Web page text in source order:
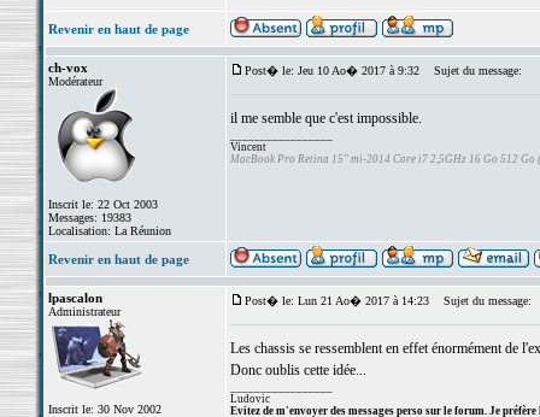
Revenir en haut de page
ch-vox
Modérateur
Inscrit le: 22 Oct 2003
Messages: 19383
Localisation: La Réunion
Post� le: Jeu 10 Ao� 2017 à 9:32 Sujet du message:
il me semble que c'est impossible.
Vincent
MacBook Pro Retina 15" mi-2014 Core i7 2,5GHz 16 Go 512 Go
Revenir en haut de page
lpascalon
Administrateur
Inscrit le: 30 Nov 2002
Post� le: Lun 21 Ao� 2017 à 14:23 Sujet du message:
Les chassis se ressemblent en effet énormément de
Donc oublis cette idée...
Ludovic
Evitez de m'envoyer des messages perso sur le forum. Je préfère